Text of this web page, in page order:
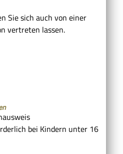
Sie sich auch von einer
vertreten lassen.
bei Kindern unter 16